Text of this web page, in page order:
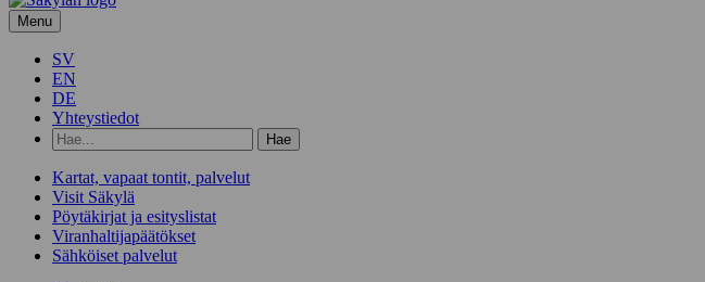
Menu
SV
EN
DE
Yhteystiedot
Hae
hakusanalla:
Kartat, vapaat tontit, palvelut
Visit Säkylä
Pöytäkirjat ja esityslistat
Viranhaltijapäätökset
Sähköiset palvelut